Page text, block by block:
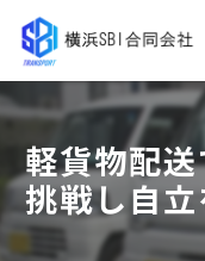
軽貨物配
挑戦し自